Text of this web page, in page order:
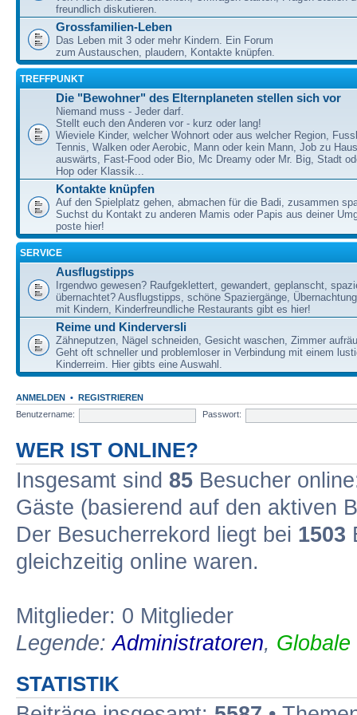
freundlich diskutieren.
Grossfamilien-Leben
Das Leben mit 3 oder mehr Kindern. Ein Forum
zum Austauschen, plaudern, Kontakte knüpfen.
TREFFPUNKT
Die "Bewohner" des Elternplaneten stellen sich vor
Niemand muss - Jeder darf.
Stellt euch den Anderen vor - kurz oder lang!
Wieviele Kinder, welcher Wohnort oder aus welcher Region,
Tennis, Walken oder Aerobic, Mann oder kein Mann, Job zu
auswärts, Fast-Food oder Bio, Mc Dreamy oder Mr. Big, Stadt
Hop oder Klassik...
Kontakte knüpfen
Auf den Spielplatz gehen, abmachen für die Badi, zusammen
Suchst du Kontakt zu anderen Mamis oder Papis aus deiner
poste hier!
SERVICE
Ausflugstipps
Irgendwo gewesen? Raufgeklettert, gewandert, geplanscht,
übernachtet? Ausflugstipps, schöne Spaziergänge,
mit Kindern, Kinderfreundliche Restaurants gibt es hier!
Reime und Kinderversli
Zähneputzen, Nägel schneiden, Gesicht waschen, Zimmer
Geht oft schneller und problemloser in Verbindung mit einem
Kinderreim. Hier gibts eine Auswahl.
ANMELDEN • REGISTRIEREN
Benutzername:
Passwort:
WER IST ONLINE?
Insgesamt sind 85 Besucher
Gäste (basierend auf den aktiven
Der Besucherrekord liegt bei 1503
gleichzeitig online waren.
Mitglieder: 0 Mitglieder
Legende:Administratoren,
STATISTIK